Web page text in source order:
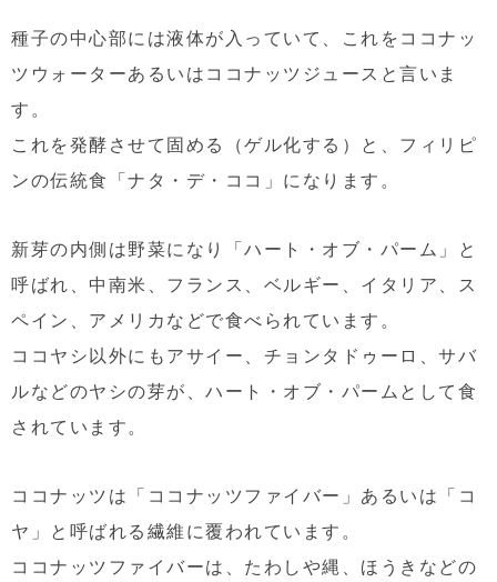
種子の中心部には液体が入っていて、これをココナッ
ツウォーターあるいはココナッツジュースと言いま
す。
これを発酵させて固める（ゲル化する）と、フィリピ
ンの伝統食「ナタ・デ・ココ」になります。
新芽の内側は野菜になり「ハート・オブ・パーム」と
呼ばれ、中南米、フランス、ベルギー、イタリア、ス
ペイン、アメリカなどで食べられています。
ココヤシ以外にもアサイー、チョンタドゥーロ、サバ
ルなどのヤシの芽が、ハート・オブ・パームとして食
されています。
ココナッツは「ココナッツファイバー」あるいは「コ
ヤ」と呼ばれる繊維に覆われています。
ココナッツファイバーは、たわしや縄、ほうきなどの